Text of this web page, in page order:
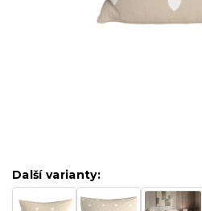
Další varianty: